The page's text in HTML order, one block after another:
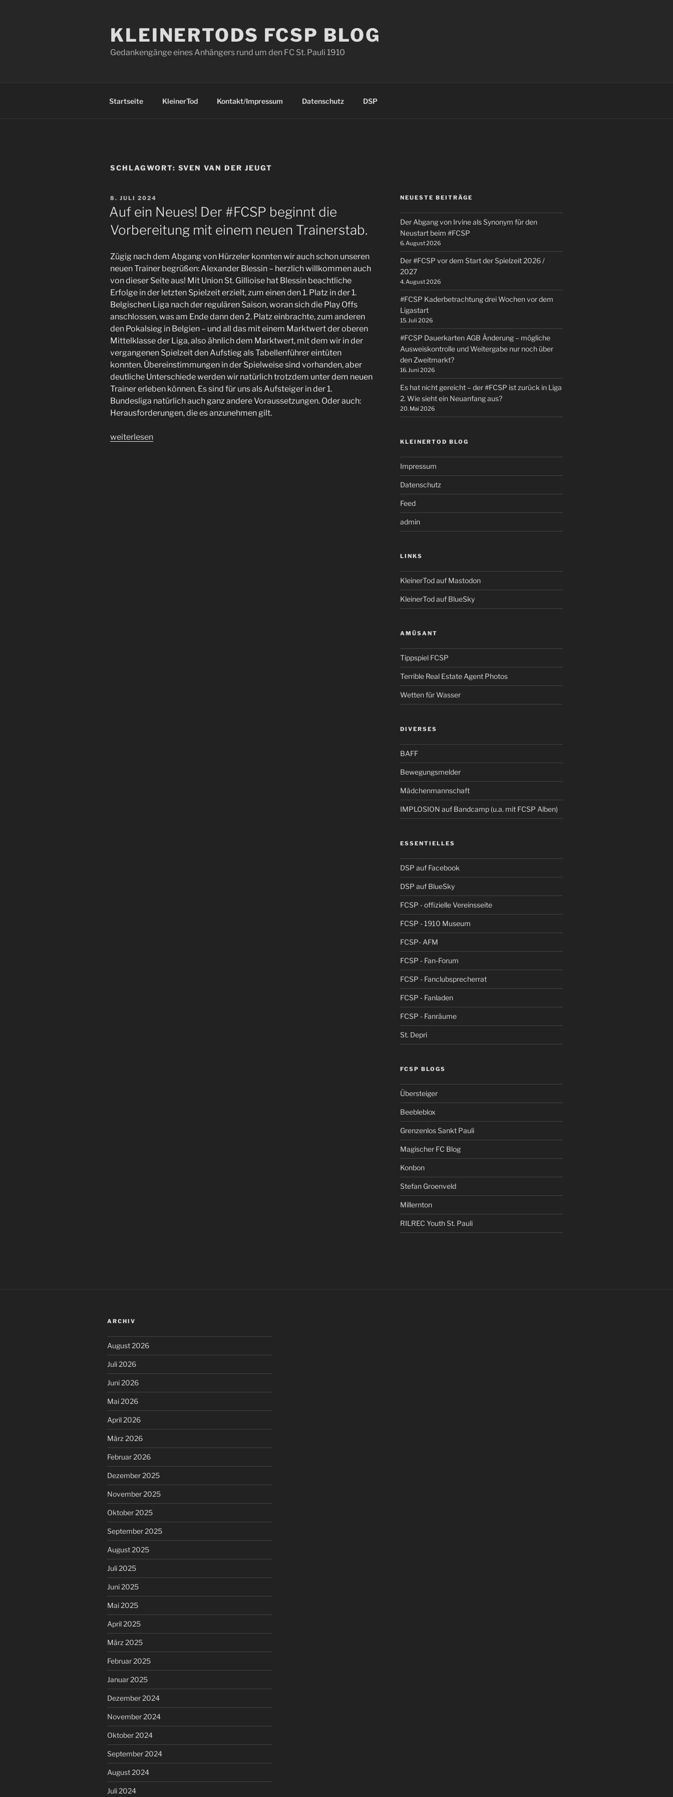
KLEINERTODS FCSP BLOG
Gedankengänge eines Anhängers rund um den FC St. Pauli 1910
Startseite KleinerTod Kontakt/Impressum Datenschutz DSP
SCHLAGWORT: SVEN VAN DER JEUGT
VERÖFFENTLICHT
AM
8. JULI 2024
Auf ein Neues! Der #FCSP beginnt die
Vorbereitung mit einem neuen Trainerstab.
Zügig nach dem Abgang von Hürzeler konnten wir auch schon unseren
neuen Trainer begrüßen: Alexander Blessin – herzlich willkommen auch
von dieser Seite aus! Mit Union St. Gillioise hat Blessin beachtliche
Erfolge in der letzten Spielzeit erzielt, zum einen den 1. Platz in der 1.
Belgischen Liga nach der regulären Saison, woran sich die Play Offs
anschlossen, was am Ende dann den 2. Platz einbrachte, zum anderen
den Pokalsieg in Belgien – und all das mit einem Marktwert der oberen
Mittelklasse der Liga, also ähnlich dem Marktwert, mit dem wir in der
vergangenen Spielzeit den Aufstieg als Tabellenführer eintüten
konnten. Übereinstimmungen in der Spielweise sind vorhanden, aber
deutliche Unterschiede werden wir natürlich trotzdem unter dem neuen
Trainer erleben können. Es sind für uns als Aufsteiger in der 1.
Bundesliga natürlich auch ganz andere Voraussetzungen. Oder auch:
Herausforderungen, die es anzunehmen gilt.
„Auf
weiterlesen
NEUESTE BEITRÄGE
Der Abgang von Irvine als Synonym für den
Neustart beim #FCSP
6. August 2026
Der #FCSP vor dem Start der Spielzeit 2026 /
2027
4. August 2026
#FCSP Kaderbetrachtung drei Wochen vor dem
Ligastart
15. Juli 2026
#FCSP Dauerkarten AGB Änderung – mögliche
Ausweiskontrolle und Weitergabe nur noch über
den Zweitmarkt?
16. Juni 2026
Es hat nicht gereicht – der #FCSP ist zurück in Liga
2. Wie sieht ein Neuanfang aus?
20. Mai 2026
KLEINERTOD BLOG
Impressum
Datenschutz
Feed
admin
LINKS
KleinerTod auf Mastodon
KleinerTod auf BlueSky
AMÜSANT
Tippspiel FCSP
Terrible Real Estate Agent Photos
Wetten für Wasser
DIVERSES
BAFF
Bewegungsmelder
Mädchenmannschaft
IMPLOSION auf Bandcamp (u.a. mit FCSP Alben)
ESSENTIELLES
DSP auf Facebook
DSP auf BlueSky
FCSP - offizielle Vereinsseite
FCSP - 1910 Museum
FCSP- AFM
FCSP - Fan-Forum
FCSP - Fanclubsprecherrat
FCSP - Fanladen
FCSP - Fanräume
St. Depri
FCSP BLOGS
Übersteiger
Beebleblox
Grenzenlos Sankt Pauli
Magischer FC Blog
Konbon
Stefan Groenveld
Millernton
RILREC Youth St. Pauli
ARCHIV
August 2026
Juli 2026
Juni 2026
Mai 2026
April 2026
März 2026
Februar 2026
Dezember 2025
November 2025
Oktober 2025
September 2025
August 2025
Juli 2025
Juni 2025
Mai 2025
April 2025
März 2025
Februar 2025
Januar 2025
Dezember 2024
November 2024
Oktober 2024
September 2024
August 2024
Juli 2024